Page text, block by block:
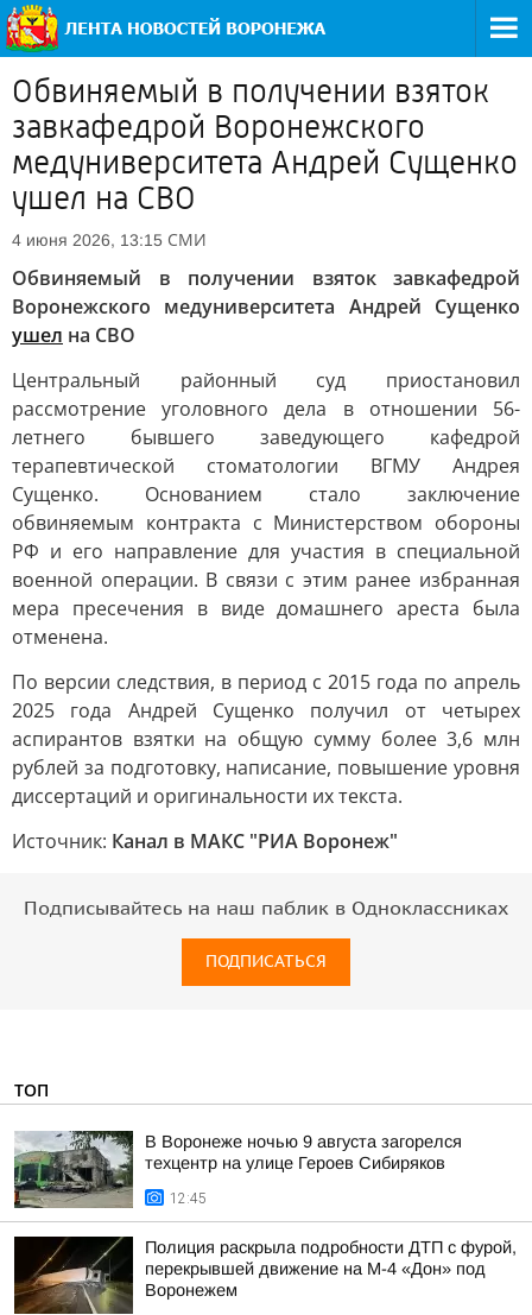
Обвиняемый в получении взяток
завкафедрой Воронежского
медуниверситета Андрей Сущенко
ушел на СВО
4 июня 2026, 13:15 СМИ
Обвиняемый в получении взяток завкафедрой
Воронежского медуниверситета Андрей Сущенко
ушел на СВО
Центральный районный суд приостановил
рассмотрение уголовного дела в отношении 56-
летнего бывшего заведующего кафедрой
терапевтической стоматологии ВГМУ Андрея
Сущенко. Основанием стало заключение
обвиняемым контракта с Министерством обороны
РФ и его направление для участия в специальной
военной операции. В связи с этим ранее избранная
мера пресечения в виде домашнего ареста была
отменена.
По версии следствия, в период с 2015 года по апрель
2025 года Андрей Сущенко получил от четырех
аспирантов взятки на общую сумму более 3,6 млн
рублей за подготовку, написание, повышение уровня
диссертаций и оригинальности их текста.
Источник: Канал в МАКС "РИА Воронеж"
Подписывайтесь на наш паблик в Одноклассниках
ПОДПИСАТЬСЯ
ТОП
В Воронеже ночью 9 августа загорелся
техцентр на улице Героев Сибиряков
12:45
Полиция раскрыла подробности ДТП с фурой,
перекрывшей движение на М-4 «Дон» под
Воронежем